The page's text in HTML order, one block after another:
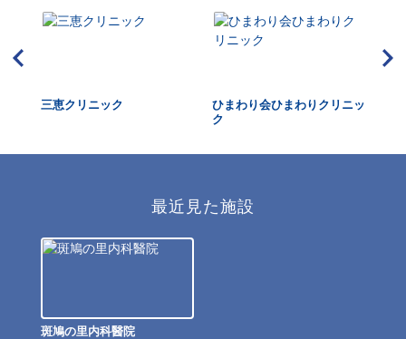
三恵クリニック
ひまわり会ひまわりクリニッ
ク
最近見た施設
斑鳩の里内科醫院